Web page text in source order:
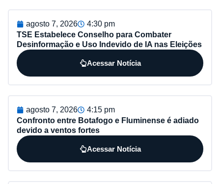
agosto 7, 2026
4:30 pm
TSE Estabelece Conselho para Combater
Desinformação e Uso Indevido de IA nas Eleições
Acessar Notícia
agosto 7, 2026
4:15 pm
Confronto entre Botafogo e Fluminense é adiado
devido a ventos fortes
Acessar Notícia